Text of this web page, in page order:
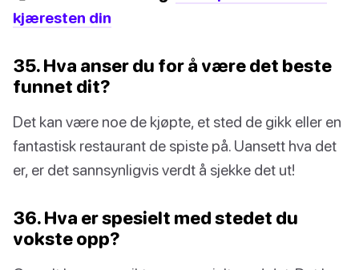
kjæresten din
35. Hva anser du for å være det beste
funnet dit?
Det kan være noe de kjøpte, et sted de gikk eller en
fantastisk restaurant de spiste på. Uansett hva det
er, er det sannsynligvis verdt å sjekke det ut!
36. Hva er spesielt med stedet du
vokste opp?